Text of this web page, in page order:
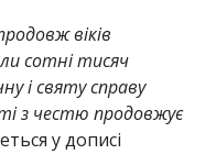
віків
сотні тисяч
і святу справу
з честю продовжує
у дописі